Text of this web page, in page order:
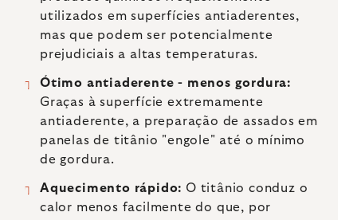
utilizados em superfícies antiaderentes,
mas que podem ser potencialmente
prejudiciais a altas temperaturas.
Ótimo antiaderente - menos gordura:
Graças à superfície extremamente
antiaderente, a preparação de assados em
panelas de titânio "engole" até o mínimo
de gordura.
Aquecimento rápido: O titânio conduz o
calor menos facilmente do que, por